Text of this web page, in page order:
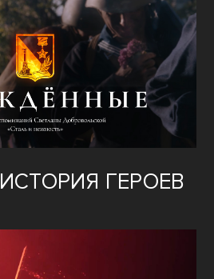
ИСТОРИЯ ГЕРОЕВ